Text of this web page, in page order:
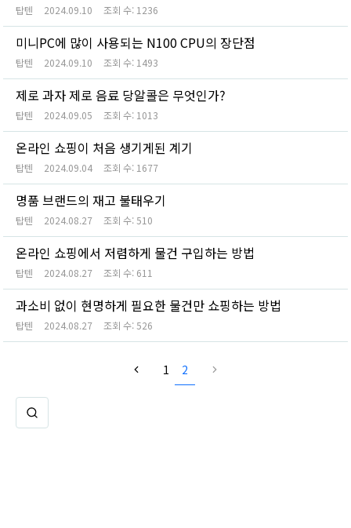
탑텐 2024.09.10 조회 수: 1236
미니PC에 많이 사용되는 N100 CPU의 장단점
탑텐 2024.09.10 조회 수: 1493
제로 과자 제로 음료 당알콜은 무엇인가?
탑텐 2024.09.05 조회 수: 1013
온라인 쇼핑이 처음 생기게된 계기
탑텐 2024.09.04 조회 수: 1677
명품 브랜드의 재고 불태우기
탑텐 2024.08.27 조회 수:510
온라인 쇼핑에서 저렴하게 물건 구입하는 방법
탑텐 2024.08.27 조회 수: 611
과소비 없이 현명하게 필요한 물건만 쇼핑하는 방법
탑텐 2024.08.27 조회 수:526
1 2